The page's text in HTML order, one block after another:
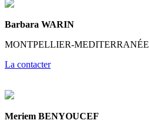
Barbara WARIN
MONTPELLIER-MEDITERRANÉE
La contacter
Meriem BENYOUCEF